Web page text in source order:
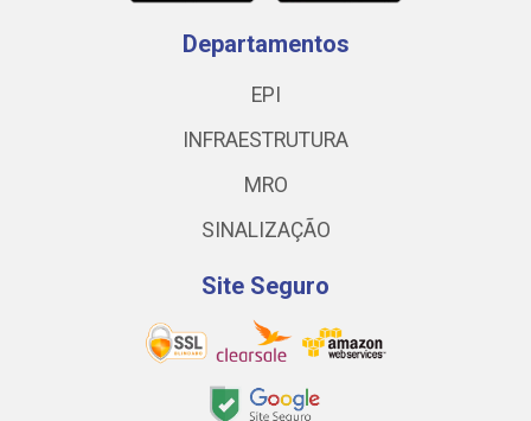
Departamentos
EPI
INFRAESTRUTURA
MRO
SINALIZAÇÃO
Site Seguro